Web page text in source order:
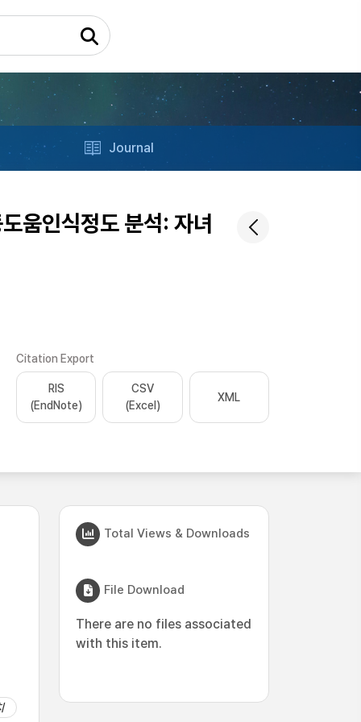
Journal
움인식정도 분석: 자녀
Citation Export
RIS
(EndNote)
CSV
(Excel)
XML
Total Views & Downloads
File Download
There are no files associated
with this item.